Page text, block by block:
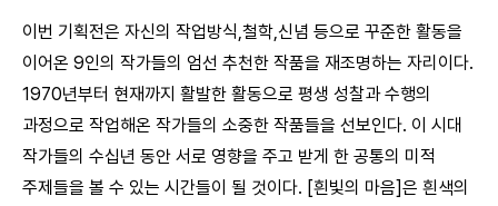
이번 기획전은 자신의 작업방식,철학,신념 등으로 꾸준한 활동을
이어온 9인의 작가들의 엄선 추천한 작품을 재조명하는 자리이다.
1970년부터 현재까지 활발한 활동으로 평생 성찰과 수행의
과정으로 작업해온 작가들의 소중한 작품들을 선보인다. 이 시대
작가들의 수십년 동안 서로 영향을 주고 받게 한 공통의 미적
주제들을 볼 수 있는 시간들이 될 것이다. [흰빛의 마음]은 흰색의